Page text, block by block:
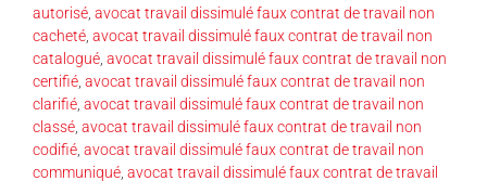
autorisé avocat travail dissimulé faux contrat de travail non
cacheté avocat travail dissimulé faux contrat de travail non
catalogué avocat travail dissimulé faux contrat de travail non
certifié avocat travail dissimulé faux contrat de travail non
clarifié avocat travail dissimulé faux contrat de travail non
classé avocat travail dissimulé faux contrat de travail non
codifié avocat travail dissimulé faux contrat de travail non
communiqué avocat travail dissimulé faux contrat de travail